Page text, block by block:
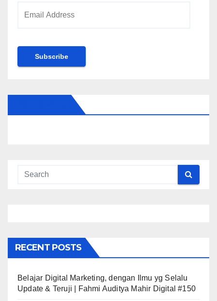
Subscribe
RECENT POSTS
Belajar Digital Marketing, dengan Ilmu yg Selalu
Update & Teruji | Fahmi Auditya Mahir Digital #150